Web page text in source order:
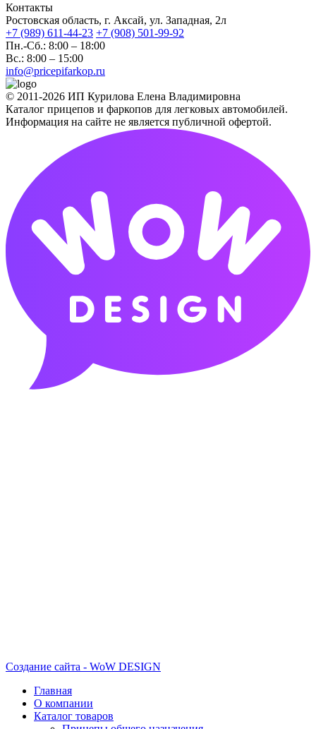
Контакты
Ростовская область, г. Аксай, ул. Западная, 2л
+7 (989) 611-44-23 +7 (908) 501-99-92
Пн.-Сб.: 8:00 – 18:00
Вс.: 8:00 – 15:00
info@pricepifarkop.ru
© 2011-2026 ИП Курилова Елена Владимировна
Каталог прицепов и фаркопов для легковых автомобилей.
Информация на сайте не является публичной офертой.
Создание сайта - WoW DESIGN
Главная
О компании
Каталог товаров